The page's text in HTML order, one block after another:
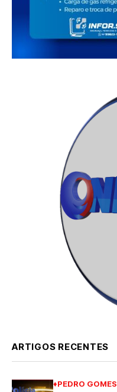
ARTIGOS RECENTES
♦PEDRO GOMES